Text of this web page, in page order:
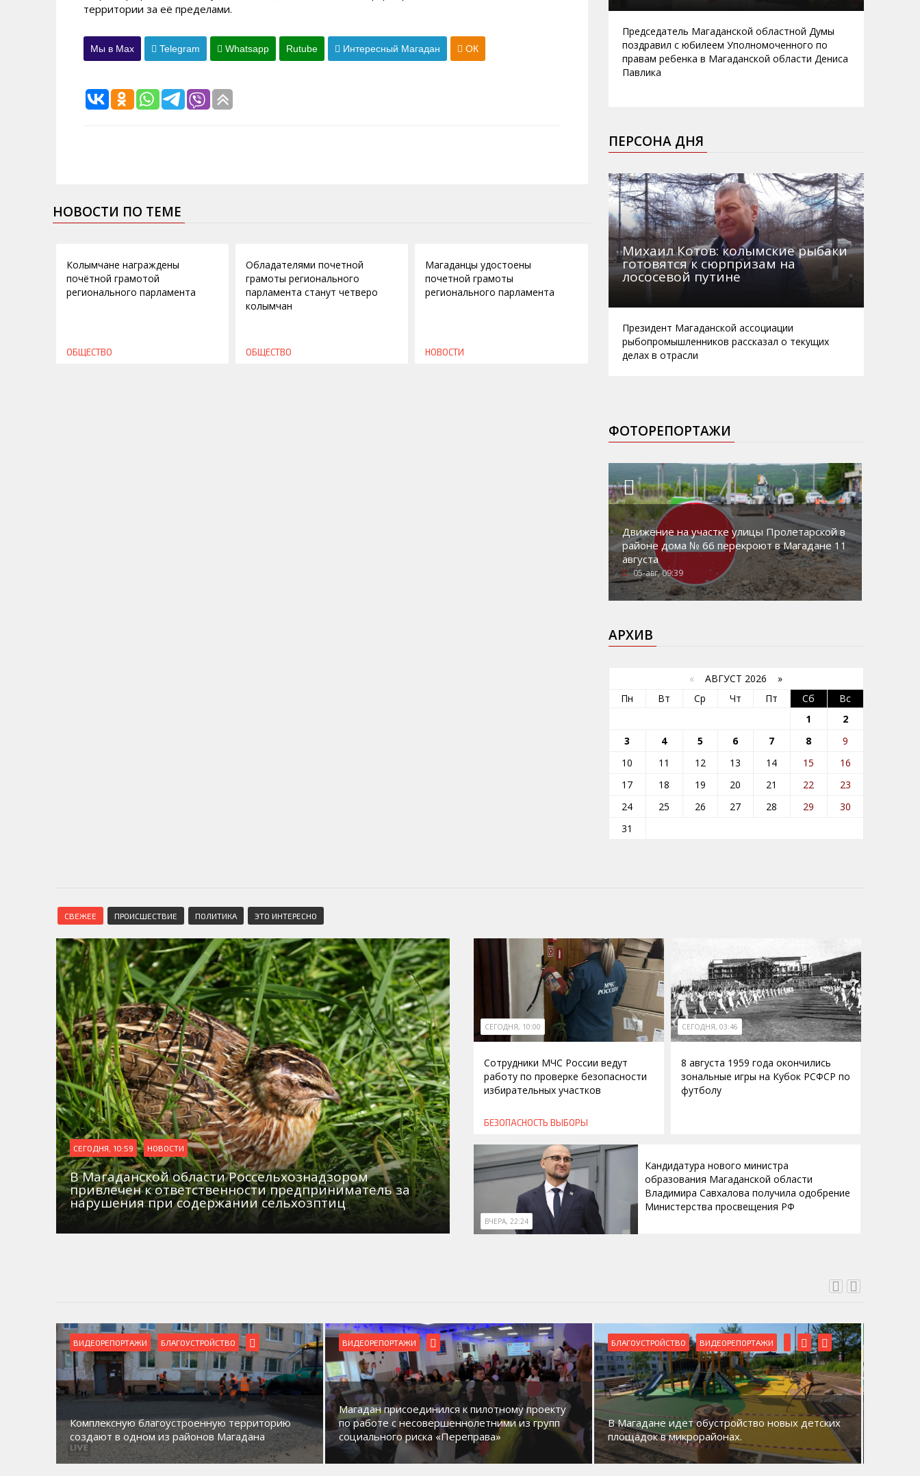
территории за её пределами.
Мы в Max Telegram Whatsapp Rutube Интересный Магадан ОК
НОВОСТИ ПО ТЕМЕ
Колымчане награждены
почётной грамотой
регионального парламента
ОБЩЕСТВО
Обладателями почетной
грамоты регионального
парламента станут четверо
колымчан
ОБЩЕСТВО
Магаданцы удостоены
почетной грамоты
регионального парламента
НОВОСТИ
Председатель Магаданской областной Думы
поздравил с юбилеем Уполномоченного по
правам ребенка в Магаданской области Дениса
Павлика
ПЕРСОНА ДНЯ
Михаил Котов: колымские рыбаки
готовятся к сюрпризам на
лососевой путине
Президент Магаданской ассоциации
рыбопромышленников рассказал о текущих
делах в отрасли
ФОТОРЕПОРТАЖИ
Движение на участке улицы Пролетарской в
районе дома № 66 перекроют в Магадане 11
августа
05-авг, 09:39
АРХИВ
« АВГУСТ 2026 »
Пн
Вт Ср Чт Пт Сб
Вс
1
2
3
4 5 6 7 8
9
10
11 12 13 14 15
16
17
18 19 20 21 22
23
24
25 26 27 28 29
30
31
СВЕЖЕЕ ПРОИСШЕСТВИЕ ПОЛИТИКА ЭТО ИНТЕРЕСНО
СЕГОДНЯ, 10:59 НОВОСТИ
В Магаданской области Россельхознадзором
привлечен к ответственности предприниматель за
нарушения при содержании сельхозптиц
СЕГОДНЯ, 10:00
Сотрудники МЧС России ведут
работу по проверке безопасности
избирательных участков
БЕЗОПАСНОСТЬ ВЫБОРЫ
СЕГОДНЯ, 03:46
8 августа 1959 года окончились
зональные игры на Кубок РСФСР по
футболу
ВЧЕРА, 22:24
Кандидатура нового министра
образования Магаданской области
Владимира Савхалова получила одобрение
Министерства просвещения РФ
ВИДЕОРЕПОРТАЖИ БЛАГОУСТРОЙСТВО
Комплексную благоустроенную территорию
создают в одном из районов Магадана
ВИДЕОРЕПОРТАЖИ
Магадан присоединился к пилотному проекту
по работе с несовершеннолетними из групп
социального риска «Переправа»
БЛАГОУСТРОЙСТВО ВИДЕОРЕПОРТАЖИ
В Магадане идет обустройство новых детских
площадок в микрорайонах.